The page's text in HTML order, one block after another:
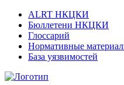
ALRT НКЦКИ
Бюллетени НКЦКИ
Глоссарий
Нормативные
База уязвимостей